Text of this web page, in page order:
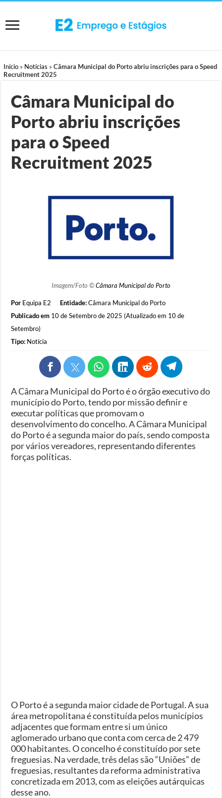
Início » Notícias »Câmara Municipal do Porto abriu inscrições para o Speed
Recruitment 2025
Câmara Municipal do
Porto abriu inscrições
para o Speed
Recruitment 2025
Imagem/Foto ©Câmara Municipal do Porto
Por Equipa E2 Entidade:Câmara Municipal do Porto
Publicado em 10 de Setembro de 2025 (Atualizado em 10 de
Setembro)
Tipo: Notícia
A Câmara Municipal do Porto é o órgão executivo do
município do Porto, tendo por missão definir e
executar políticas que promovam o
desenvolvimento do concelho. A Câmara Municipal
do Porto é a segunda maior do país, sendo composta
por vários vereadores, representando diferentes
forças políticas.
O Porto é a segunda maior cidade de Portugal. A sua
área metropolitana é constituída pelos municípios
adjacentes que formam entre si um único
aglomerado urbano que conta com cerca de 2 479
000 habitantes. O concelho é constituído por sete
freguesias. Na verdade, três delas são “Uniões” de
freguesias, resultantes da reforma administrativa
concretizada em 2013, com as eleições autárquicas
desse ano.